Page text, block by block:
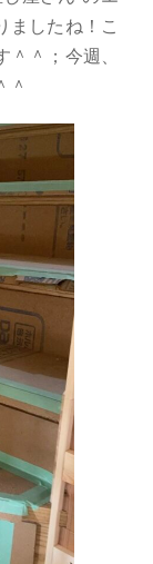
ましたね！こ
＾；今週、
＾